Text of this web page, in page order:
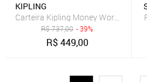
KIPLING
Carteira Kipling Money World
R$737,00 - 39%
R$449,00